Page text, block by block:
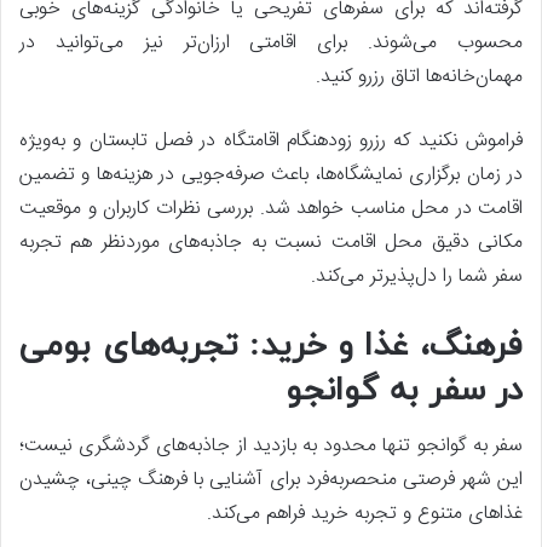
گرفته‌اند که برای سفرهای تفریحی یا خانوادگی گزینه‌های خوبی
محسوب می‌شوند. برای اقامتی ارزان‌تر نیز می‌توانید در
مهمان‌خانه‌ها اتاق رزرو کنید.
فراموش نکنید که رزرو زودهنگام اقامتگاه در فصل تابستان و به‌ویژه
در زمان برگزاری نمایشگاه‌ها، باعث صرفه‌جویی در هزینه‌ها و تضمین
اقامت در محل مناسب خواهد شد. بررسی نظرات کاربران و موقعیت
مکانی دقیق محل اقامت نسبت به جاذبه‌های موردنظر هم تجربه
سفر شما را دل‌پذیرتر می‌کند.
فرهنگ، غذا و خرید: تجربه‌های بومی
در سفر به گوانجو
سفر به گوانجو تنها محدود به بازدید از جاذبه‌های گردشگری نیست؛
این شهر فرصتی منحصربه‌فرد برای آشنایی با فرهنگ چینی، چشیدن
غذاهای متنوع و تجربه خرید فراهم می‌کند.